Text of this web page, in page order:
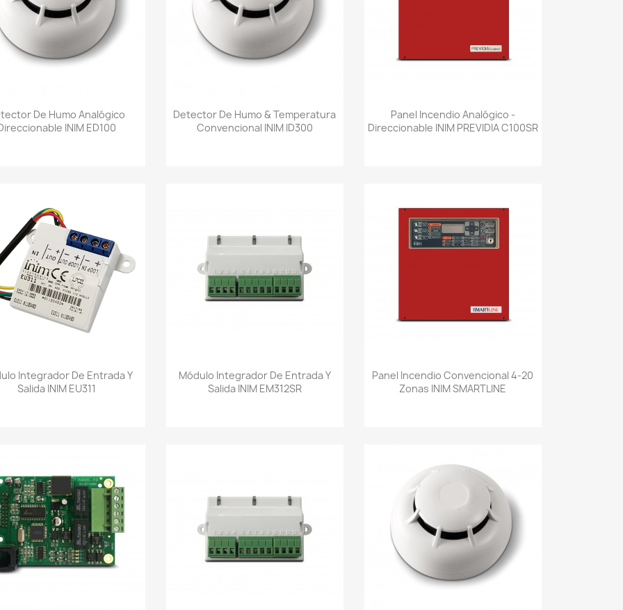
Vista rápida
De Humo Analógico
INIM ED100
Vista rápida
Detector De Humo & Temperatura
Convencional INIM ID300
Vista rápida
Panel Incendio Analógico -
Direccionable INIM PREVIDIA C100SR
Vista rápida
Integrador De Entrada Y
Salida INIM EU311
Vista rápida
Módulo Integrador De Entrada Y
Salida INIM EM312SR
Vista rápida
Panel Incendio Convencional 4-20
Zonas INIM SMARTLINE